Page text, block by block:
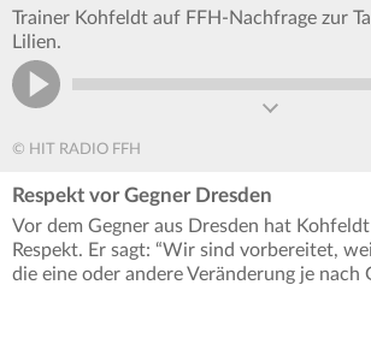
Trainer Kohfeldt auf FFH-Nachfrage zur
Lilien.
© HIT RADIO FFH
Respekt vor Gegner Dresden
Vor dem Gegner aus Dresden hat
Respekt. Er sagt: “Wir sind vorbereitet,
die eine oder andere Veränderung je nach